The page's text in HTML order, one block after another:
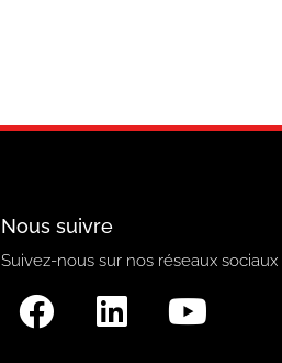
Nous suivre
Suivez-nous sur nos réseaux sociaux